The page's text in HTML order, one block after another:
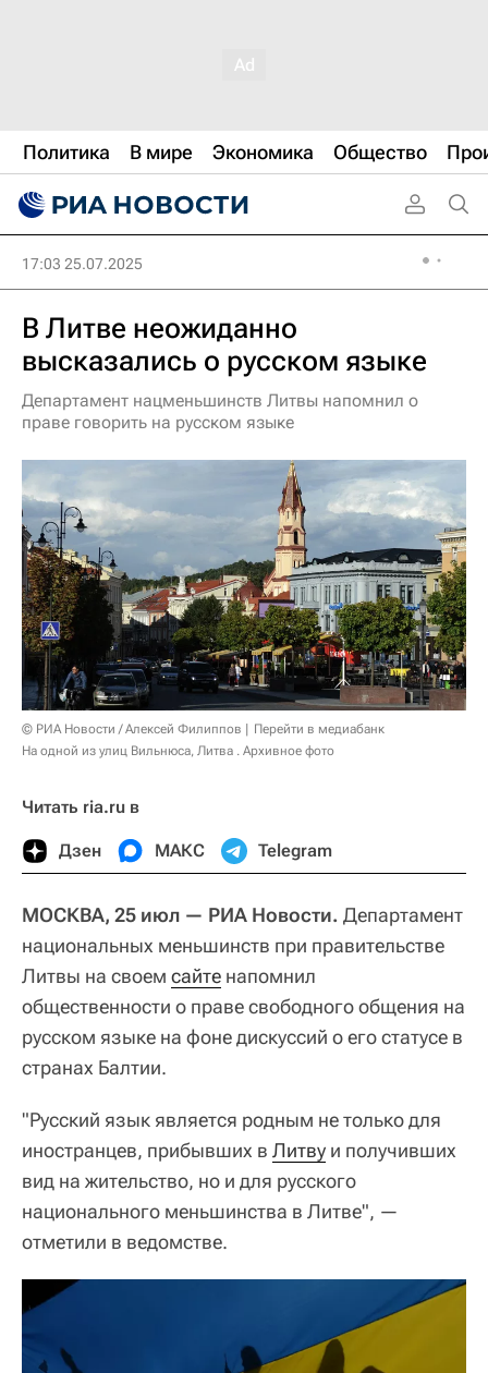
Политика В мире Экономика Общество
17:03 25.07.2025
В Литве неожиданно
высказались о русском языке
Департамент нацменьшинств Литвы напомнил о
праве говорить на русском языке
© РИА Новости / Алексей Филиппов
Перейти в медиабанк
На одной из улиц Вильнюса, Литва . Архивное фото
Читать ria.ru в
Дзен МАКС Telegram
МОСКВА, 25 июл — РИА Новости. Департамент
национальных меньшинств при правительстве
Литвы на своем сайте напомнил
общественности о праве свободного общения на
русском языке на фоне дискуссий о его статусе в
странах Балтии.
"Русский язык является родным не только для
иностранцев, прибывших в Литву и получивших
вид на жительство, но и для русского
национального меньшинства в Литве", —
отметили в ведомстве.